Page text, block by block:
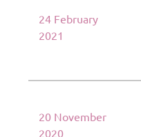
24 February
2021
20 November
2020